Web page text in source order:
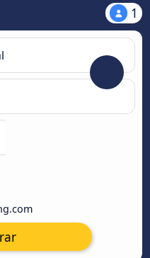
1